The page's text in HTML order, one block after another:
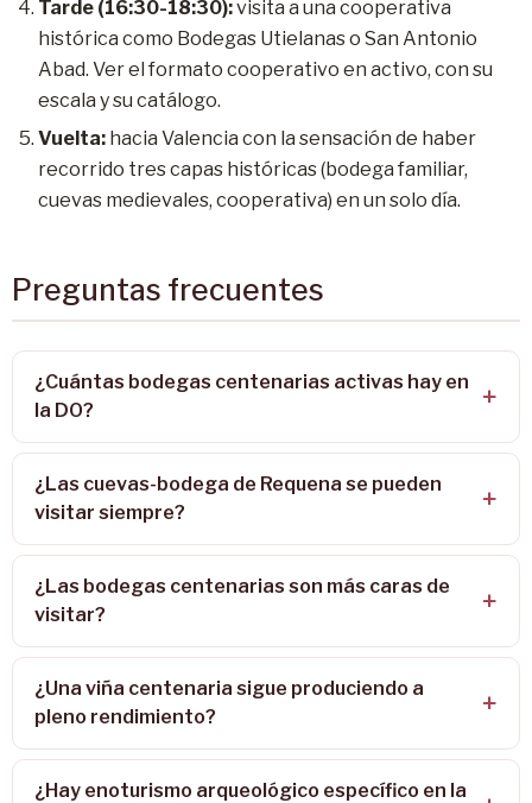
Tarde (16:30-18:30):visita a una cooperativa
histórica como Bodegas Utielanas o San Antonio
Abad. Ver el formato cooperativo en activo, con su
escala y su catálogo.
Vuelta: hacia Valencia con la sensación de haber
recorrido tres capas históricas (bodega familiar,
cuevas medievales, cooperativa) en un solo día.
Preguntas frecuentes
¿Cuántas bodegas centenarias activas hay en
la DO?
¿Las cuevas-bodega de Requena se pueden
visitar siempre?
¿Las bodegas centenarias son más caras de
visitar?
¿Una viña centenaria sigue produciendo a
pleno rendimiento?
¿Hay enoturismo arqueológico específico en la